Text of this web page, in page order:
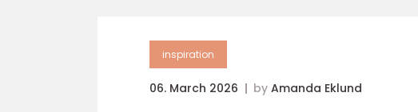
inspiration
06. March 2026 by Amanda Eklund